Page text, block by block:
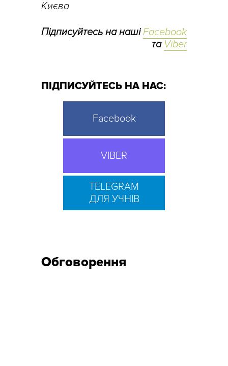
Києва
Підписуйтесь на нашіFacebook
та Viber
ПІДПИСУЙТЕСЬ НА НАС:
Facebook
VIBER
TELEGRAM
ДЛЯ УЧНІВ
Обговорення